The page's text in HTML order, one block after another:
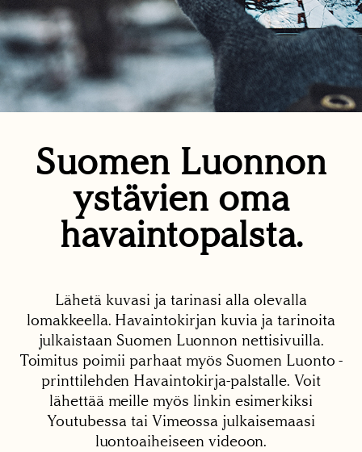
Suomen Luonnon
ystävien oma
havaintopalsta.
Lähetä kuvasi ja tarinasi alla olevalla
lomakkeella. Havaintokirjan kuvia ja tarinoita
julkaistaan Suomen Luonnon nettisivuilla.
Toimitus poimii parhaat myös Suomen Luonto -
printtilehden Havaintokirja-palstalle. Voit
lähettää meille myös linkin esimerkiksi
Youtubessa tai Vimeossa julkaisemaasi
luontoaiheiseen videoon.